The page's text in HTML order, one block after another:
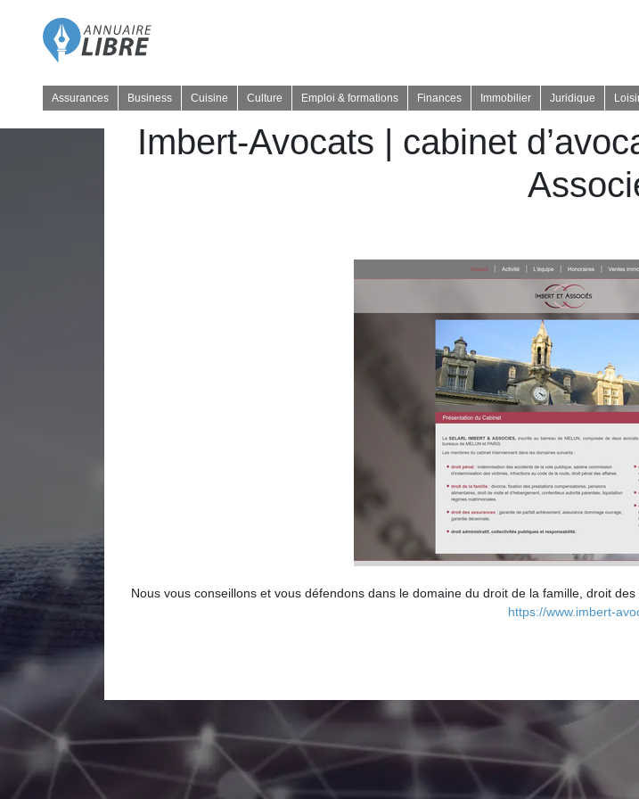
Assurances Business Cuisine Culture Emploi & formations Finances Immobilier Juridique
Imbert-Avocats | cabinet
Nous vous conseillons et vous défendons dans le domaine du droit de la famille, droit
https://www.imbert-